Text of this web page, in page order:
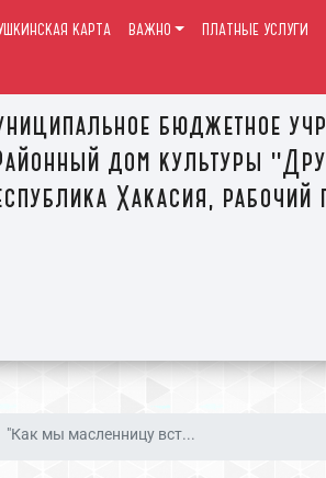
бюджетное
дом культуры
Хакасия, рабочий
КАРТА ВАЖНО ПЛАТНЫЕ УСЛУГИ
"Как мы масленницу вст...